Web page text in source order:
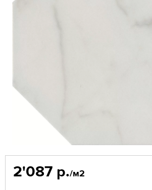
2'087 р./м2